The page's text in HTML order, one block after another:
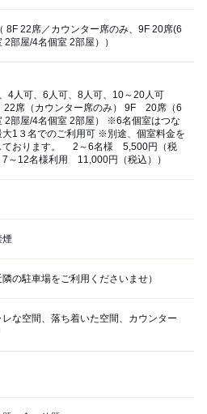
8F 22席／カウンター席のみ、9F 20席(6
2部屋/4名個室 2部屋））
4人可、6人可、8人可、10～20人可
22席（カウンター席のみ） 9F 20席（6
2部屋/4名個室 2部屋） ※6名個室はつな
大1３名でのご利用可 ※別途、個室料金を
ております。 2～6名様 5,500円（税
～12名様利用 11,000円（税込））
煙
の駐車場をご利用くださいませ）
レな空間、落ち着いた空間、カウンター